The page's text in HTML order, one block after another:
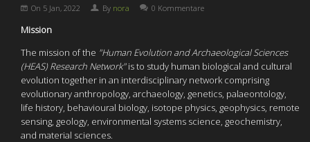
On 5 Jan, 2022 By nora 0 Kommentare
Mission
The mission of the "Human Evolution and Archaeological Sciences
(HEAS) Research Network"is to study human biological and cultural
evolution together in an interdisciplinary network comprising
evolutionary anthropology, archaeology, genetics, palaeontology,
life history, behavioural biology, isotope physics, geophysics, remote
sensing, geology, environmental systems science, geochemistry,
and material sciences.